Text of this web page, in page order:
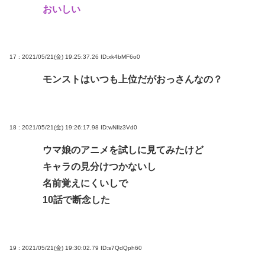
おいしい
17 : 2021/05/21(金) 19:25:37.26 ID:xk4bMF6o0
モンストはいつも上位だがおっさんなの？
18 : 2021/05/21(金) 19:26:17.98 ID:wNIlz3Vd0
ウマ娘のアニメを試しに見てみたけど
キャラの見分けつかないし
名前覚えにくいしで
10話で断念した
19 : 2021/05/21(金) 19:30:02.79 ID:s7QdQph60